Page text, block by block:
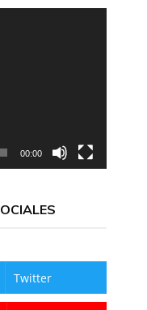
00:00
Twitter